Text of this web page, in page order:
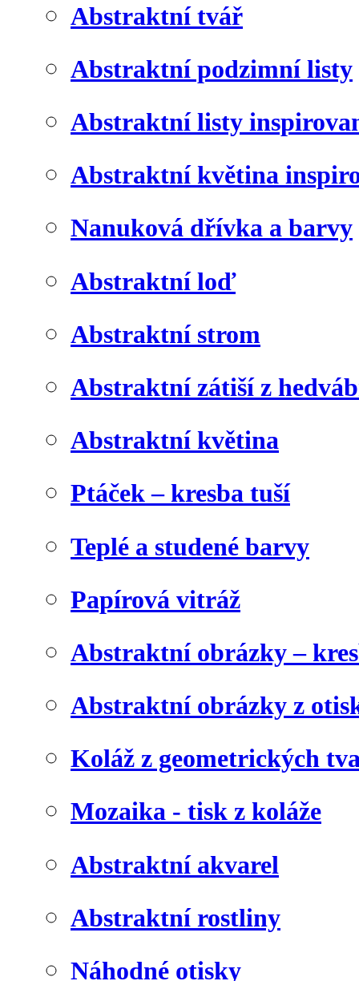
Abstraktní tvář
Abstraktní podzimní listy
Abstraktní listy
Abstraktní květina
Nanuková dřívka a barvy
Abstraktní loď
Abstraktní strom
Abstraktní zátiší z
Abstraktní květina
Ptáček – kresba tuší
Teplé a studené barvy
Papírová vitráž
Abstraktní obrázky –
Abstraktní obrázky z
Koláž z geometrických
Mozaika - tisk z koláže
Abstraktní akvarel
Abstraktní rostliny
Náhodné otisky